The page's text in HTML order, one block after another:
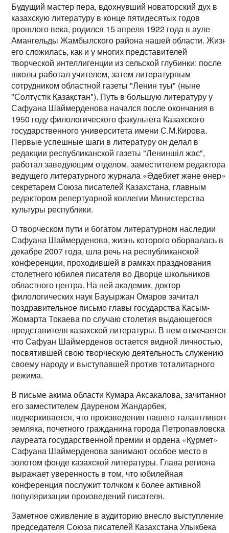
Будущий мастер пера, вдохнувший новаторский дух в
казахскую литературу в конце пятидесятых годов
прошлого века, родился 15 апреля 1922 года в ауле
Амангельды Жамбылского района нашей области.
его сложилась, как и у многих представителей
творческой интеллигенции из сельской глубинки: после
школы работал учителем, затем литературным
сотрудником областной газеты "Ленин туы" (ныне
"Солтүстік Қазақстан"). Путь в большую литературу у
Сафуана Шаймерденова начался после окончания в
1950 году филологического факультета Казахского
государственного университета имени С.М.Кирова.
Первые успешные шаги в литературу он делал в
редакции республиканской газеты "Лениншіл жас",
работал заведующим отделом, заместителем редактора
ведущего литературного журнала «Әдебиет және өнер»,
секретарем Союза писателей Казахстана, главным
редактором репертуарной коллегии Министерства
культуры республики.
О творческом пути и богатом литературном наследии
Сафуана Шаймерденова, жизнь которого оборвалась в
декабре 2007 года, шла речь на республиканской
конференции, проходившей в рамках празднования
столетнего юбилея писателя во Дворце школьников
областного центра. На ней академик, доктор
филологических наук Бауыржан Омаров зачитал
поздравительное письмо главы государства Касым-
Жомарта Токаева по случаю столетия выдающегося
представителя казахской литературы. В нем отмечается,
что Сафуан Шаймерденов остается видной личностью,
посвятившей свою творческую деятельность служению
своему народу и выступавшей против тоталитарного
режима.
В письме акима области Кумара Аксакалова, зачитанном
его заместителем Дауреном Жандарбек,
подчеркивается, что произведения нашего талантливого
земляка, почетного гражданина города Петропавловска,
лауреата государственной премии и ордена «Құрмет»
Сафуана Шаймерденова занимают особое место в
золотом фонде казахской литературы. Глава региона
выражает уверенность в том, что юбилейная
конференция послужит толчком к более активной
популяризации произведений писателя.
Заметное оживление в аудиторию внесло выступление
председателя Союза писателей Казахстана Улыкбека